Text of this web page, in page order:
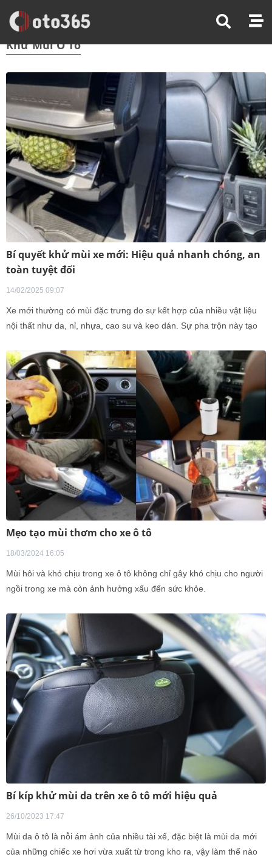
Trang Chủ Khử Mùi Ô Tô
Khử Mùi Ô Tô
Bí quyết khử mùi xe mới: Hiệu quả nhanh chóng, an
toàn tuyệt đối
14/02/2025 09:07
Xe mới thường có mùi đặc trưng do sự kết hợp của nhiều vật liệu
nội thất như da, nỉ, nhựa, cao su và keo dán. Sự pha trộn này tạo
Mẹo tạo mùi thơm cho xe ô tô
18/03/2024 16:05
Mùi hôi và khó chịu trong xe ô tô không chỉ gây khó chịu cho người
ngồi trong xe mà còn ảnh hưởng xấu đến sức khỏe.
Bí kíp khử mùi da trên xe ô tô mới hiệu quả
26/10/2023 17:47
Mùi da ô tô là nỗi ám ảnh của nhiều tài xế, đặc biệt là mùi da mới
của những chiếc xe hơi vừa xuất từ trong kho ra, vậy làm thế nào